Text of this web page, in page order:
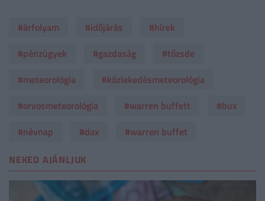
#árfolyam #időjárás
#hírek
#pénzügyek
#gazdaság
#tőzsde
#meteorológia
#közlekedésmeteorológia
#orvosmeteorológia
#warren buffett
#bux
#névnap
#dax
#warren buffet
NEKED AJÁNLJUK